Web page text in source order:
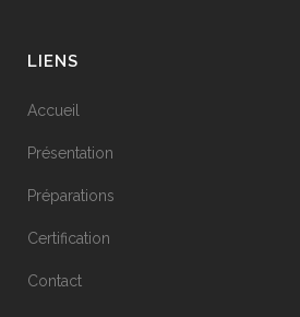
LIENS
Accueil
Présentation
Préparations
Certification
Contact